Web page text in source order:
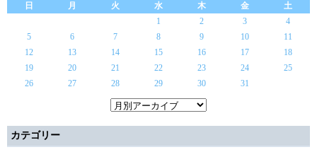
日
月 火 水 木 金
土
1
2 3
4
5
6 7 8 9 10
11
12
13 14 15 16 17
18
19
20 21 22 23 24
25
26
27 28 29 30 31
カテゴリー